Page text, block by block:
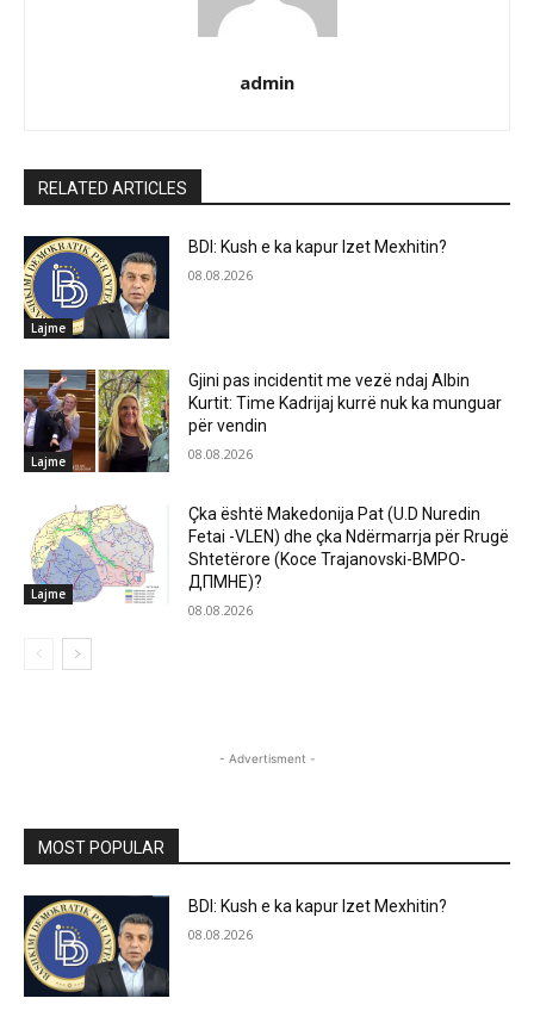
admin
RELATED ARTICLES
Lajme
BDI: Kush e ka kapur Izet Mexhitin?
08.08.2026
Lajme
Gjini pas incidentit me vezë ndaj Albin
Kurtit: Time Kadrijaj kurrë nuk ka munguar
për vendin
08.08.2026
Lajme
Çka është Makedonija Pat (U.D Nuredin
Fetai -VLEN) dhe çka Ndërmarrja për Rrugë
Shtetërore (Koce Trajanovski-ВМРО-
ДПМНЕ)?
08.08.2026
- Advertisment -
MOST POPULAR
BDI: Kush e ka kapur Izet Mexhitin?
08.08.2026